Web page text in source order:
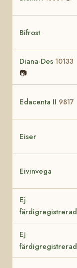
Bifrost
Diana-Des 10133
📷
Edacenta II 9817
Eiser
Eivinvega
Ej
färdigregistrerad
Ej
färdigregistrerad